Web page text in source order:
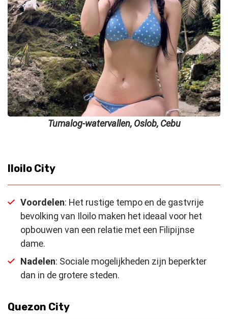
Tumalog-watervallen, Oslob, Cebu
Iloilo City
Voordelen: Het rustige tempo en de gastvrije
bevolking van Iloilo maken het ideaal voor het
opbouwen van een relatie met een Filipijnse
dame.
Nadelen: Sociale mogelijkheden zijn beperkter
dan in de grotere steden.
Quezon City